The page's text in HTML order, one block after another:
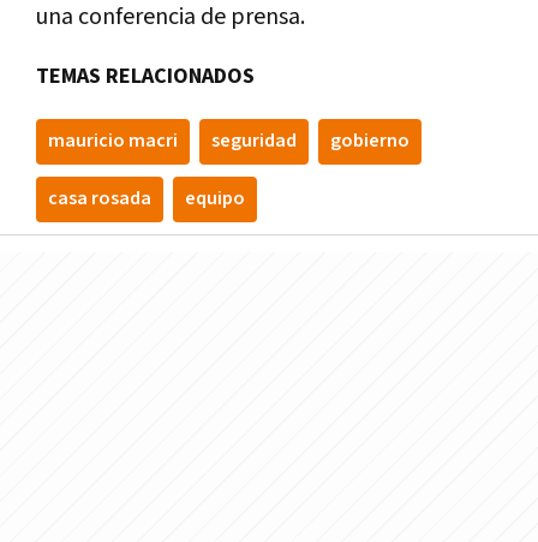
una conferencia de prensa.
TEMAS RELACIONADOS
mauricio macri seguridad gobierno
casa rosada equipo